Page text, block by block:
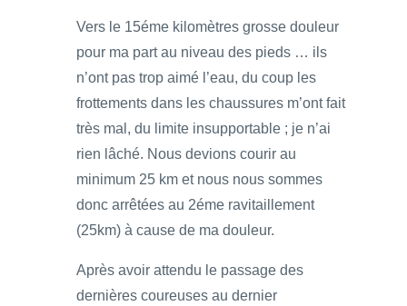
Vers le 15éme kilomètres grosse douleur
pour ma part au niveau des pieds … ils
n’ont pas trop aimé l’eau, du coup les
frottements dans les chaussures m’ont fait
très mal, du limite insupportable ; je n’ai
rien lâché. Nous devions courir au
minimum 25 km et nous nous sommes
donc arrêtées au 2éme ravitaillement
(25km) à cause de ma douleur.
Après avoir attendu le passage des
dernières coureuses au dernier